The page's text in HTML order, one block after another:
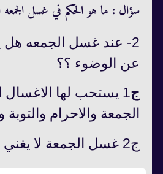
سؤال : ما هو الحكم في غسل
2- عند غسل الجمعه هل
عن الوضوء ؟؟
ج
1 يستحب لها
الجمعة والاحرام والتوبة
ج2 غسل الجمعة لا يغني عن الوضوء.